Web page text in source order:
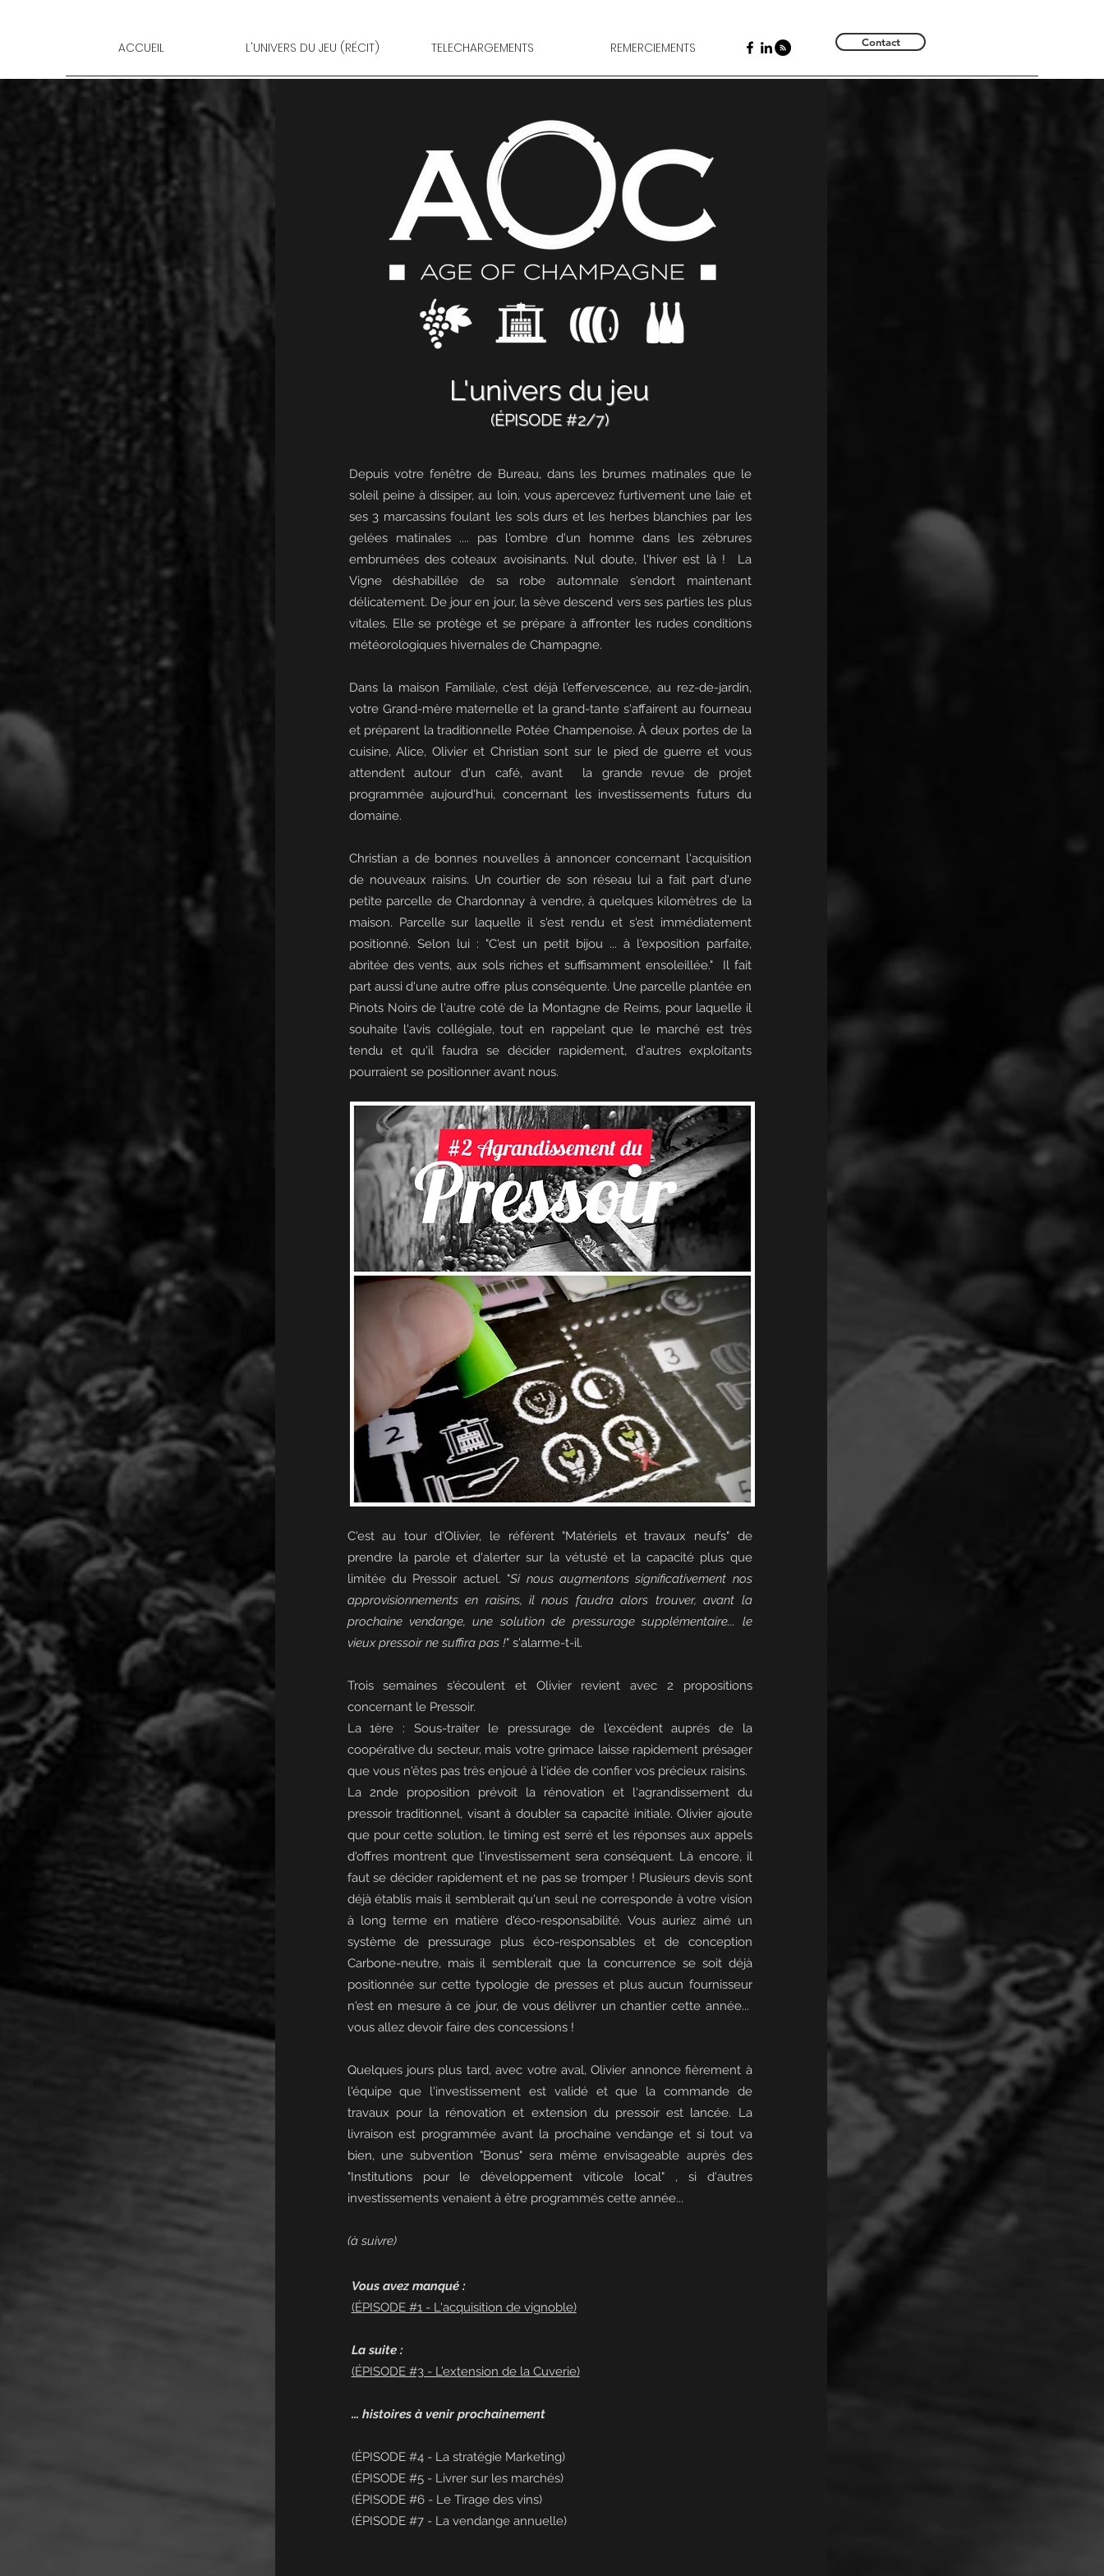
ACCUEIL L'UNIVERS DU JEU (RÉCIT) TELECHARGEMENTS REMERCIEMENTS Contact
L'univers du jeu
(ÉPISODE #2/7)
Depuis votre fenêtre de Bureau, dans les brumes matinales que le
soleil peine à dissiper, au loin, vous apercevez furtivement une laie et
ses 3 marcassins foulant les sols durs et les herbes blanchies par les
gelées matinales .... pas l'ombre d'un homme dans les zébrures
embrumées des coteaux avoisinants. Nul doute, l'hiver est là ! La
Vigne déshabillée de sa robe automnale s'endort maintenant
délicatement. De jour en jour, la sève descend vers ses parties les plus
vitales. Elle se protège et se prépare à affronter les rudes conditions
météorologiques hivernales de Champagne.
Dans la maison Familiale, c'est déjà l'effervescence, au rez-de-jardin,
votre Grand-mère maternelle et la grand-tante s'affairent au fourneau
et préparent la traditionnelle Potée Champenoise. À deux portes de la
cuisine, Alice, Olivier et Christian sont sur le pied de guerre et vous
attendent autour d'un café, avant la grande revue de projet
programmée aujourd'hui, concernant les investissements futurs du
domaine.
Christian a de bonnes nouvelles à annoncer concernant l'acquisition
de nouveaux raisins. Un courtier de son réseau lui a fait part d'une
petite parcelle de Chardonnay à vendre, à quelques kilomètres de la
maison. Parcelle sur laquelle il s'est rendu et s'est immédiatement
positionné. Selon lui : "C'est un petit bijou ... à l'exposition parfaite,
abritée des vents, aux sols riches et suffisamment ensoleillée." Il fait
part aussi d'une autre offre plus conséquente. Une parcelle plantée en
Pinots Noirs de l'autre coté de la Montagne de Reims, pour laquelle il
souhaite l'avis collégiale, tout en rappelant que le marché est très
tendu et qu'il faudra se décider rapidement, d'autres exploitants
pourraient se positionner avant nous.
C'est au tour d'Olivier, le référent "Matériels et travaux neufs" de
prendre la parole et d'alerter sur la vétusté et la capacité plus que
limitée du Pressoir actuel. "Si nous augmentons significativement nos
approvisionnements en raisins, il nous faudra alors trouver, avant la
prochaine vendange, une solution de pressurage supplémentaire... le
vieux pressoir ne suffira pas !" s'alarme-t-il.
Trois semaines s'écoulent et Olivier revient avec 2 propositions
concernant le Pressoir.
La 1ère : Sous-traiter le pressurage de l'excédent auprés de la
coopérative du secteur, mais votre grimace laisse rapidement présager
que vous n'êtes pas très enjoué à l'idée de confier vos précieux raisins.
La 2nde proposition prévoit la rénovation et l'agrandissement du
pressoir traditionnel, visant à doubler sa capacité initiale. Olivier ajoute
que pour cette solution, le timing est serré et les réponses aux appels
d'offres montrent que l'investissement sera conséquent. Là encore, il
faut se décider rapidement et ne pas se tromper ! Plusieurs devis sont
déjà établis mais il semblerait qu'un seul ne corresponde à votre vision
à long terme en matière d'éco-responsabilité. Vous auriez aimé un
système de pressurage plus éco-responsables et de conception
Carbone-neutre, mais il semblerait que la concurrence se soit déjà
positionnée sur cette typologie de presses et plus aucun fournisseur
n'est en mesure à ce jour, de vous délivrer un chantier cette année...
vous allez devoir faire des concessions !
Quelques jours plus tard, avec votre aval, Olivier annonce fièrement à
l'équipe que l'investissement est validé et que la commande de
travaux pour la rénovation et extension du pressoir est lancée. La
livraison est programmée avant la prochaine vendange et si tout va
bien, une subvention "Bonus" sera même envisageable auprès des
"Institutions pour le développement viticole local" , si d'autres
investissements venaient à être programmés cette année...
(à suivre)
Vous avez manqué :
(ÉPISODE #1 - L'acquisition de vignoble)
La suite :
(ÉPISODE #3 - L’extension de la Cuverie)
... histoires à venir prochainement
(ÉPISODE #4 - La stratégie Marketing)
(ÉPISODE #5 - Livrer sur les marchés)
(ÉPISODE #6 - Le Tirage des vins)
(ÉPISODE #7 - La vendange annuelle)